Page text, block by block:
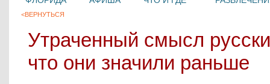
<ВЕРНУТЬСЯ
Утраченный смысл
что они значили раньше